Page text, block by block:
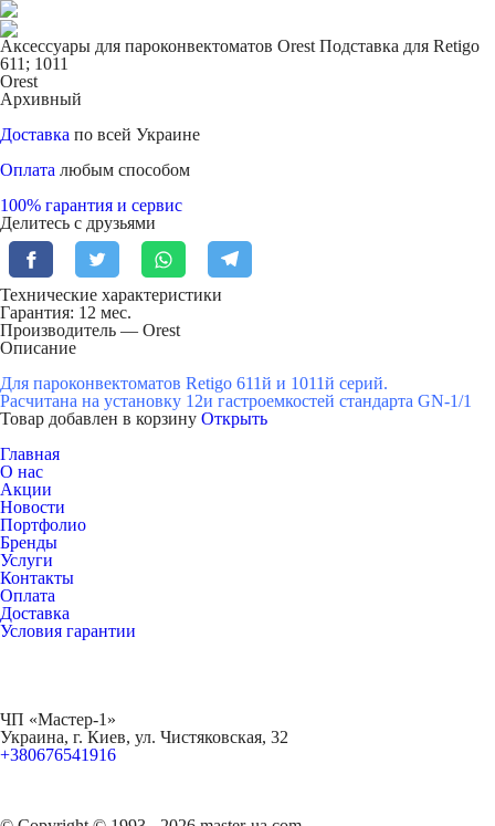
Аксессуары для пароконвектоматов Orest Подставка для Retigo
611; 1011
Orest
Архивный
Доставка по всей Украине
Оплата любым способом
100% гарантия и сервис
Делитесь с друзьями
Технические характеристики
Гарантия: 12 мес.
Производитель — Orest
Описание
Для пароконвектоматов Retigo 611й и 1011й серий.
Расчитана на установку 12и гастроемкостей стандарта GN-1/1
Товар добавлен в корзину Открыть
Главная
О нас
Акции
Новости
Портфолио
Бренды
Услуги
Контакты
Оплата
Доставка
Условия гарантии
ЧП «Мастер-1»
Украина, г. Киев, ул. Чистяковская, 32
+380676541916